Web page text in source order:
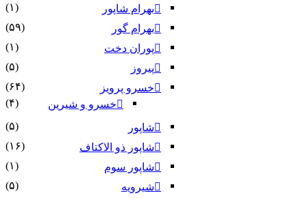
بهرام شاپور
(۱)
بهرام گور
(۵۹)
پوران دخت
(۱)
پیروز
(۵)
خسرو پرویز
(۶۴)
خسرو و شیرین
(۴)
شاپور
(۵)
شاپور ذو الاکتاف
(۱۶)
شاپور سوم‏
(۱)
شیرویه
(۵)